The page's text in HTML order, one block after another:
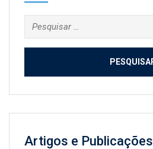
Pesquisar
por:
Artigos e Publicações